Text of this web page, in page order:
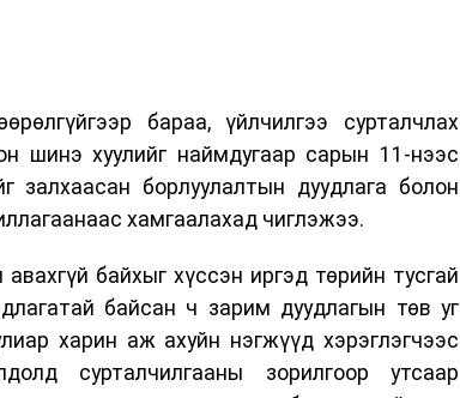
бараа, үйлчилгээ сурталчлах
шинэ хуулийг наймдугаар сарын 11-нээс
залхаасан борлуулалтын дуудлага болон
хамгаалахад чиглэжээ.
байхыг хүссэн иргэд төрийн тусгай
байсан ч зарим дуудлагын төв уг
харин аж ахуйн нэгжүүд хэрэглэгчээс
сурталчилгааны зорилгоор утсаар